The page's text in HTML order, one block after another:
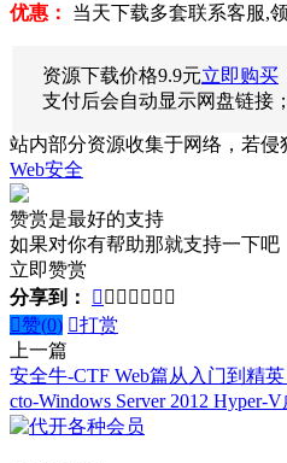
优惠： 当天下载多套联系客服,
资源下载价格9.9元立即购买
支付后会自动显示网盘链接；
站内部分资源收集于网络，若侵
Web安全
赞赏是最好的支持
如果对你有帮助那就支持一下吧
立即赞赏
分享到：
      
赞(0) 打赏
上一篇
安全牛-CTF Web篇从入门到精
cto-Windows Server 2012 Hyper-